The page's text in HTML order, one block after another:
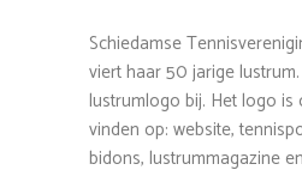
Schiedamse
viert haar 50 jarige
lustrumlogo bij. Het logo
vinden op: website,
bidons, lustrummagazine